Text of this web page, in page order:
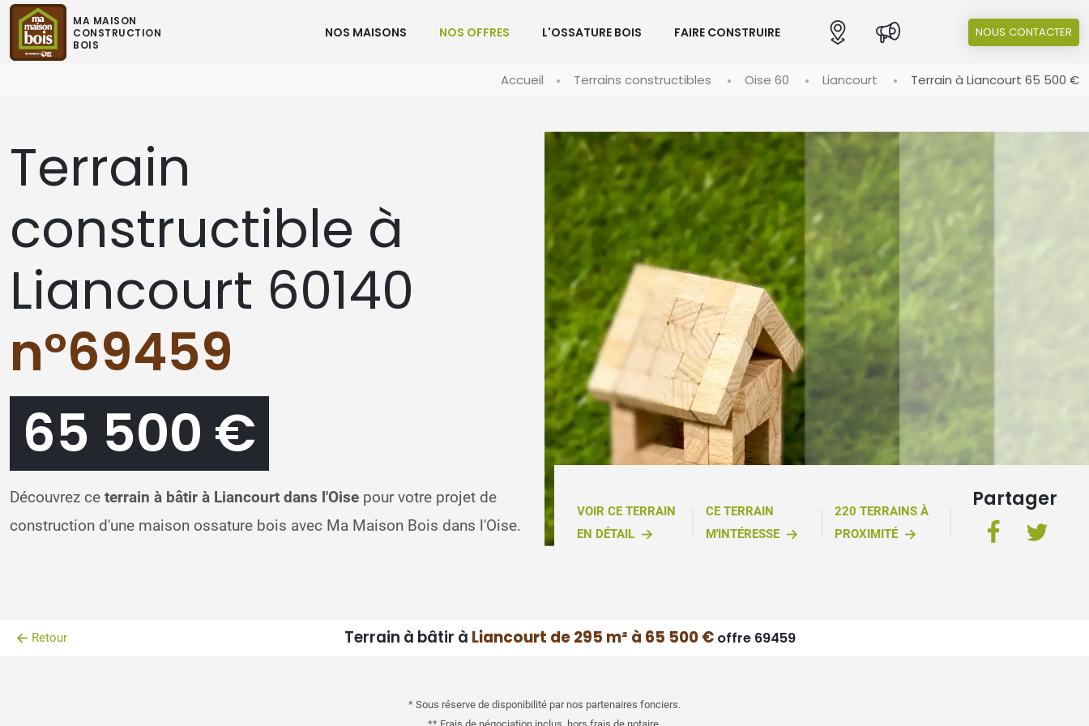
MA MAISON
CONSTRUCTION
BOIS
NOS MAISONS NOS OFFRES L'OSSATURE BOIS FAIRE CONSTRUIRE NOUS CONTACTER
Accueil Terrains constructibles Oise 60 Liancourt Terrain à Liancourt 65 500 €
Terrain
constructible à
Liancourt 60140
n°69459
65 500 €
Découvrez ce terrain à bâtir à Liancourt dans l'Oise pour votre projet de
construction d'une maison ossature bois avec Ma Maison Bois dans l'Oise.
VOIR CE TERRAIN
EN DÉTAIL
CE TERRAIN
M'INTÉRESSE
220 TERRAINS À
PROXIMITÉ
Partager
Retour Terrain à bâtir à Liancourt de 295 m² à 65 500 € offre 69459
* Sous réserve de disponibilité par nos partenaires fonciers.